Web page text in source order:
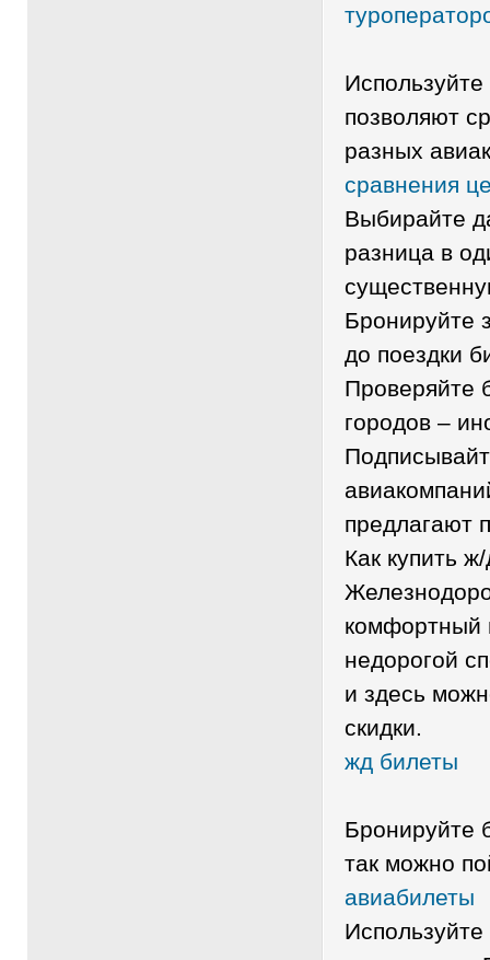
позволяют
разных
сравнения
Выбирайте
разница в
Бронируйте
до поездки
Проверяйте
городов –
предлагают
Как купить
комфортный
недорогой
и здесь
скидки.
жд билеты
Бронируйте
так можно
авиабилеты